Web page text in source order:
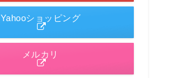
Yahooショッピング
メルカリ